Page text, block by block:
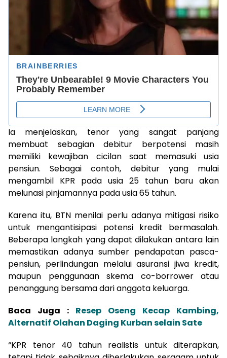
Ia menjelaskan, tenor yang sangat panjang
membuat sebagian debitur berpotensi masih
memiliki kewajiban cicilan saat memasuki usia
pensiun. Sebagai contoh, debitur yang mulai
mengambil KPR pada usia 25 tahun baru akan
melunasi pinjamannya pada usia 65 tahun.
Karena itu, BTN menilai perlu adanya mitigasi risiko
untuk mengantisipasi potensi kredit bermasalah.
Beberapa langkah yang dapat dilakukan antara lain
memastikan adanya sumber pendapatan pasca-
pensiun, perlindungan melalui asuransi jiwa kredit,
maupun penggunaan skema co-borrower atau
penanggung bersama dari anggota keluarga.
Baca Juga : Resep Oseng Kecap Kambing,
Alternatif Olahan Daging Kurban selain Sate
“KPR tenor 40 tahun realistis untuk diterapkan,